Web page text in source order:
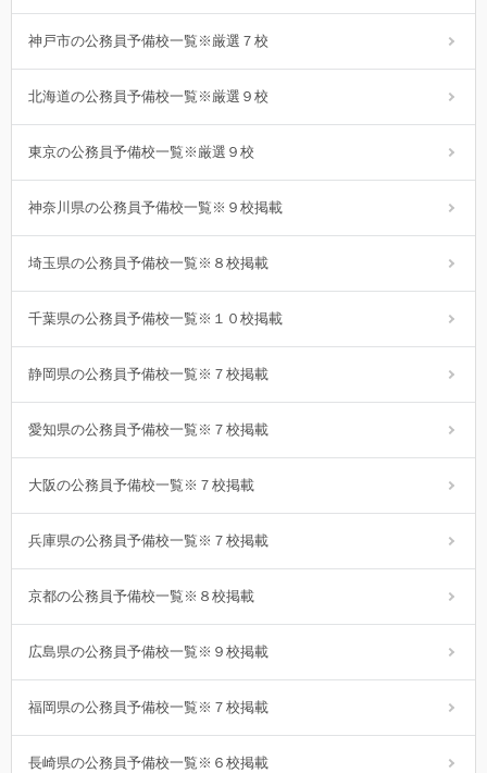
神戸市の公務員予備校一覧※厳選７校
北海道の公務員予備校一覧※厳選９校
東京の公務員予備校一覧※厳選９校
神奈川県の公務員予備校一覧※９校掲載
埼玉県の公務員予備校一覧※８校掲載
千葉県の公務員予備校一覧※１０校掲載
静岡県の公務員予備校一覧※７校掲載
愛知県の公務員予備校一覧※７校掲載
大阪の公務員予備校一覧※７校掲載
兵庫県の公務員予備校一覧※７校掲載
京都の公務員予備校一覧※８校掲載
広島県の公務員予備校一覧※９校掲載
福岡県の公務員予備校一覧※７校掲載
長崎県の公務員予備校一覧※６校掲載